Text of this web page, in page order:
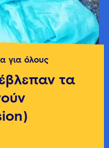
για όλους
τα